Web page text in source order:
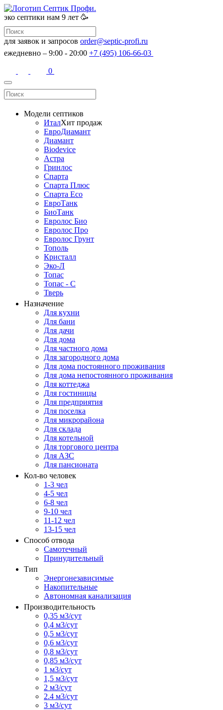
эко септики нам 9 лет 🥳
для заявок и запросов order@septic-profi.ru
ежедневно – 9:00 - 20:00 +7 (495) 106-66-03
0
Модели септиков
ИталХит продаж
ЕвроДиамант
Диамант
Biodevice
Астра
Гринлос
Спарта
Спарта Плюс
Спарта Eco
ЕвроТанк
БиоТанк
Евролос Био
Евролос Про
Евролос Грунт
Тополь
Кристалл
Эко-Л
Топас
Топас - С
Тверь
Назначение
Для кухни
Для бани
Для дачи
Для дома
Для частного дома
Для загородного дома
Для дома постоянного проживания
Для дома непостоянного проживания
Для коттеджа
Для гостиницы
Для предприятия
Для поселка
Для микрорайона
Для склада
Для котельной
Для торгового центра
Для АЗС
Для пансионата
Кол-во человек
1-3 чел
4-5 чел
6-8 чел
9-10 чел
11-12 чел
13-15 чел
Способ отвода
Самотечный
Принудительный
Тип
Энергонезависимые
Накопительные
Автономная канализация
Производительность
0,35 м3/сут
0,4 м3/сут
0,5 м3/сут
0,6 м3/сут
0,8 м3/сут
0,85 м3/сут
1 м3/сут
1,5 м3/сут
2 м3/сут
2.4 м3/сут
3 м3/сут